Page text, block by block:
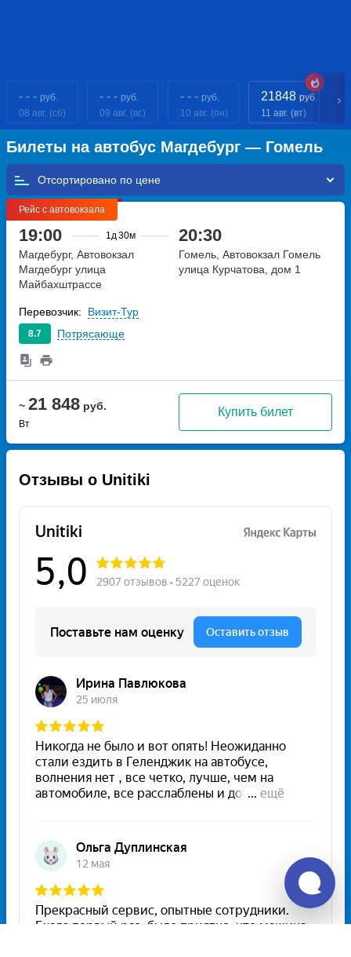
- - - руб.
08 авг. (сб)
- - - руб.
09 авг. (вс)
- - - руб.
10 авг. (пн)
21848 руб.
11 авг. (вт)
Билеты на автобус Магдебург — Гомель
Отсортировано по
Рейс с автовокзала
19:00 1д 30м 20:30
~ 21 848 руб.
Вт
Купить билет
Магдебург, Автовокзал
Магдебург улица
Майбахштрассе
Гомель, Автовокзал Гомель
улица Курчатова, дом 1
8.7 Потрясающе
Перевозчик: Визит-Тур
Отзывы о Unitiki